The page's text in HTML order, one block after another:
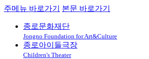
주메뉴 바로가기 본문 바로가기
종로문화재단
Jongno Foundation for Art&Culture
종로아이들극장
Children's Theater